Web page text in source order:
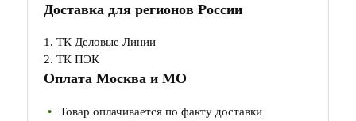
Доставка для регионов России
1. ТК Деловые Линии
2. ТК ПЭК
Оплата Москва и МО
Товар оплачивается по факту доставки